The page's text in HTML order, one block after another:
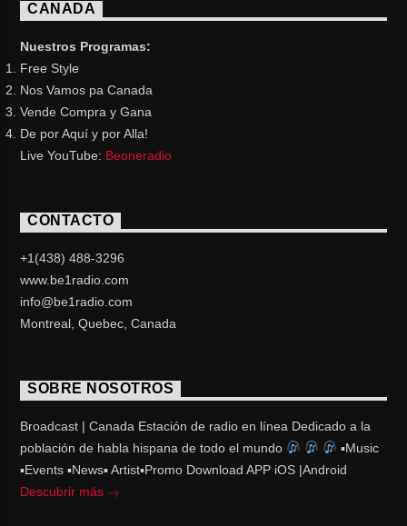
CANADA
Nuestros Programas:
Free Style
Nos Vamos pa Canada
Vende Compra y Gana
De por Aquí y por Alla!
Live YouTube: Beoneradio
CONTACTO
+1(438) 488-3296
www.be1radio.com
info@be1radio.com
Montreal, Quebec, Canada
SOBRE NOSOTROS
Broadcast | Canada Estación de radio en línea Dedicado a la
población de habla hispana de todo el mundo
▪Music
▪Events ▪News▪ Artist▪Promo Download APP iOS |Android
Descubrir más